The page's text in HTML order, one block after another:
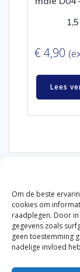
Om de beste
cookies om
raadplegen. Door
gegevens zoals
geen toestemming
nadelige invloed
1,5
€ 4,90
Lees
© 2026